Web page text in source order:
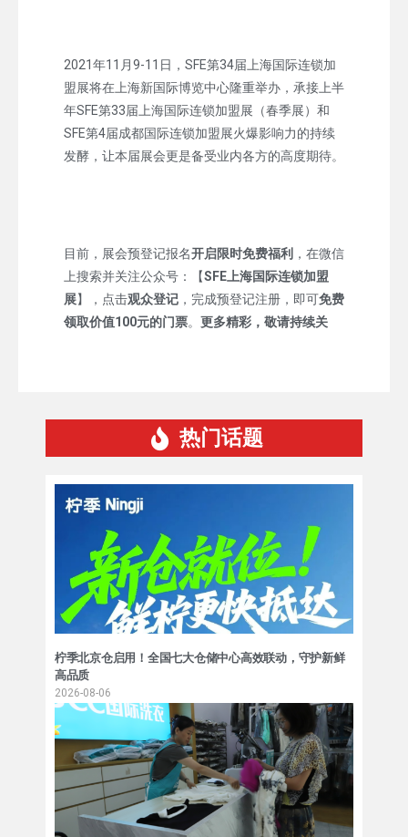
2021年11月9-11日，SFE第34届上海国际连锁加
盟展将在上海新国际博览中心隆重举办，承接上半
年SFE第33届上海国际连锁加盟展（春季展）和
SFE第4届成都国际连锁加盟展火爆影响力的持续
发酵，让本届展会更是备受业内各方的高度期待。
目前，展会预登记报名开启限时免费福利 ，在微信
上搜索并关注公众号：【SFE上海国际连锁加盟
展】，点击观众登记 ，完成预登记注册，即可免费
领取价值100元的门票。 更多精彩，敬请持续关
热门话题
柠季北京仓启用！全国七大仓储中心高效联动，守护新鲜
高品质
2026-08-06